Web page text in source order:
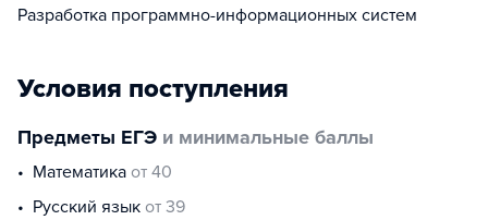
Разработка программно-информационных систем
Условия поступления
Предметы ЕГЭ и минимальные баллы
математика от 40
русский язык от 39